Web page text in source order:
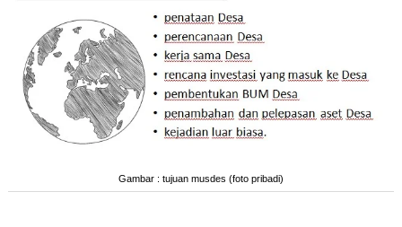
Gambar : tujuan musdes (foto pribadi)